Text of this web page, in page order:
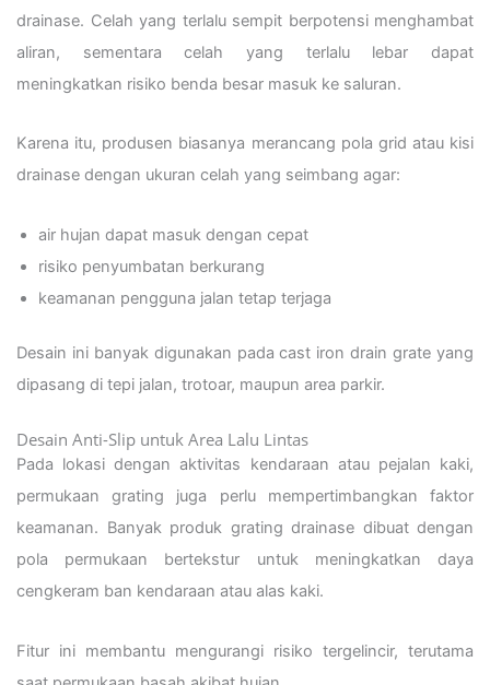
drainase. Celah yang terlalu sempit berpotensi menghambat
aliran, sementara celah yang terlalu lebar dapat
meningkatkan risiko benda besar masuk ke saluran.
Karena itu, produsen biasanya merancang pola grid atau kisi
drainase dengan ukuran celah yang seimbang agar:
air hujan dapat masuk dengan cepat
risiko penyumbatan berkurang
keamanan pengguna jalan tetap terjaga
Desain ini banyak digunakan pada cast iron drain grate yang
dipasang di tepi jalan, trotoar, maupun area parkir.
Desain Anti-Slip untuk Area Lalu Lintas
Pada lokasi dengan aktivitas kendaraan atau pejalan kaki,
permukaan grating juga perlu mempertimbangkan faktor
keamanan. Banyak produk grating drainase dibuat dengan
pola permukaan bertekstur untuk meningkatkan daya
cengkeram ban kendaraan atau alas kaki.
Fitur ini membantu mengurangi risiko tergelincir, terutama